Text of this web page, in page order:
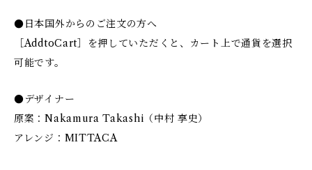
●日本国外からのご注文の方へ
［AddtoCart］を押していただくと、カート上で通貨を選択
可能です。
●デザイナー
原案：Nakamura Takashi（中村 享史）
アレンジ：MITTACA